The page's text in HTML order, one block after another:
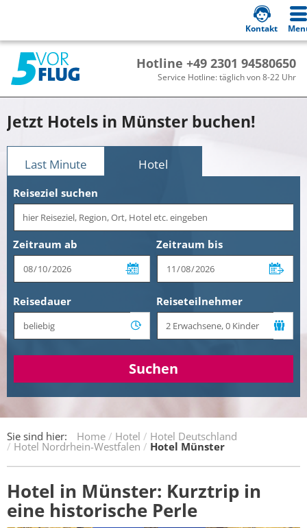
Hotline +49 2301 94580650
Service Hotline: täglich von 8-22 Uhr
Kontakt
Jetzt Hotels in Münster buchen!
Last Minute Hotel
Reiseziel suchen
Zeitraum ab Zeitraum bis
Reisedauer Reiseteilnehmer
Suchen
Sie sind hier: Home Hotel Hotel Deutschland
Hotel Nordrhein-Westfalen Hotel Münster
Hotel in Münster: Kurztrip in
eine historische Perle